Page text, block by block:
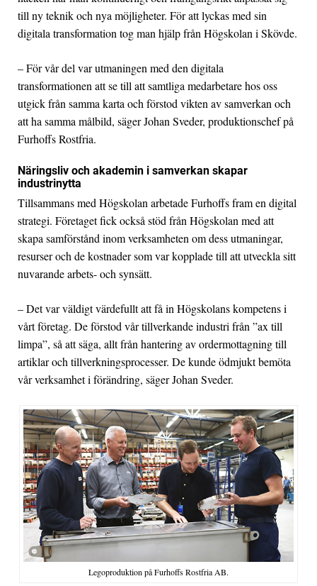
till ny teknik och nya möjligheter. För att lyckas med sin
digitala transformation tog man hjälp från Högskolan i Skövde.
– För vår del var utmaningen med den digitala
transformationen att se till att samtliga medarbetare hos oss
utgick från samma karta och förstod vikten av samverkan och
att ha samma målbild, säger Johan Sveder, produktionschef på
Furhoffs Rostfria.
Näringsliv och akademin i samverkan skapar
industrinytta
Tillsammans med Högskolan arbetade Furhoffs fram en digital
strategi. Företaget fick också stöd från Högskolan med att
skapa samförstånd inom verksamheten om dess utmaningar,
resurser och de kostnader som var kopplade till att utveckla sitt
nuvarande arbets- och synsätt.
– Det var väldigt värdefullt att få in Högskolans kompetens i
vårt företag. De förstod vår tillverkande industri från ”ax till
limpa”, så att säga, allt från hantering av ordermottagning till
artiklar och tillverkningsprocesser. De kunde ödmjukt bemöta
vår verksamhet i förändring, säger Johan Sveder.
Legoproduktion på Furhoffs Rostfria AB.